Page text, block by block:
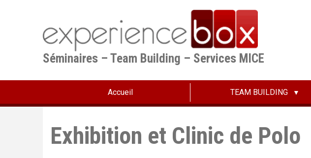
Séminaires – Team Building – Services MICE
Accueil TEAM BUILDING
Exhibition et Clinic de Polo